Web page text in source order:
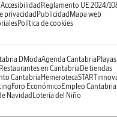
Accesibilidad Reglamento UE 2024/
privacidad Publicidad Mapa web
Política de cookies
DModaAgenda Cantabria Playas
Restaurantes en Cantabria De tiendas
CantabriaHemeroteca
Foro Económico Empleo Cantabria
Navidad Lotería del Niño